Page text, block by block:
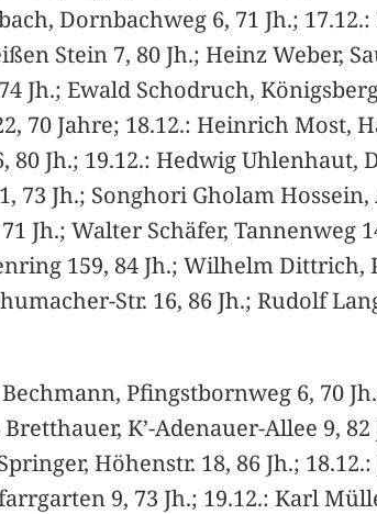
Dornbachweg 6, 71 Jh.;
Stein 7, 80 Jh.; Heinz Weber,
Jh.; Ewald Schodruch,
70 Jahre; 18.12.: Heinrich Most,
80 Jh.; 19.12.: Hedwig Uhlenhaut,
Jh.; Songhori Gholam
Jh.; Walter Schäfer, Tannenweg
159, 84 Jh.; Wilhelm Dittrich,
Str. 16, 86 Jh.; Rudolf
Pfingstbornweg 6, 70
K’-Adenauer-Allee 9,
Höhenstr. 18, 86 Jh.;
9, 73 Jh.; 19.12.: Karl